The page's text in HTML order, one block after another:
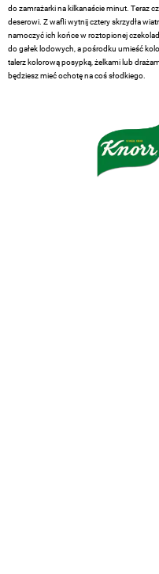
do zamrażarki na kilkanaście minut. Teraz
deserowi. Z wafli wytnij cztery skrzydła
namoczyć ich końce w roztopionej
do gałek lodowych, a pośrodku umieść
talerz kolorową posypką, żelkami lub
będziesz mieć ochotę na coś słodkiego.